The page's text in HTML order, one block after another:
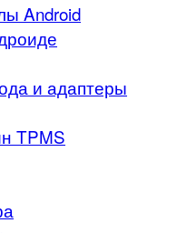
Android
и адаптеры
TPMS